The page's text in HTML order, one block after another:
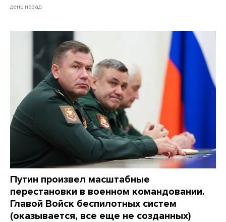
день назад
Путин произвел масштабные
перестановки в военном командовании.
Главой Войск беспилотных систем
(оказывается, все еще не созданных)